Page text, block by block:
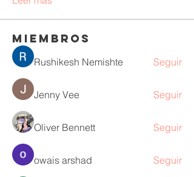
Miembros
Rushikesh Nemishte Seguir
Jenny Vee Seguir
Oliver Bennett Seguir
owais arshad Seguir